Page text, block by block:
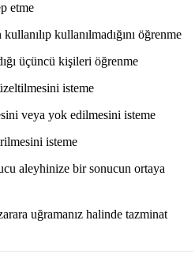
etme
kullanılmadığını öğrenme
üçüncü kişileri öğrenme
isteme
veya yok edilmesini isteme
isteme
aleyhinize bir sonucun ortaya
uğramanız halinde tazminat